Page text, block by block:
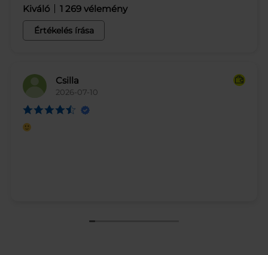
Kiváló
1 269 vélemény
Értékelés írása
Csilla
2026-07-10